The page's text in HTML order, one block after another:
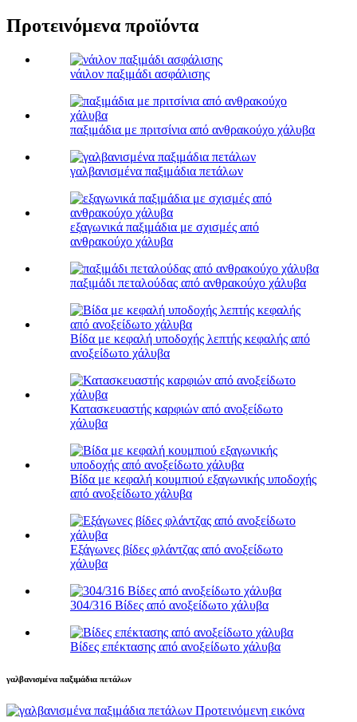
Προτεινόμενα προϊόντα
νάιλον παξιμάδι ασφάλισης
παξιμάδια με πριτσίνια από ανθρακούχο χάλυβα
γαλβανισμένα παξιμάδια πετάλων
εξαγωνικά παξιμάδια με σχισμές από
ανθρακούχο χάλυβα
παξιμάδι πεταλούδας από ανθρακούχο χάλυβα
Βίδα με κεφαλή υποδοχής λεπτής κεφαλής από
ανοξείδωτο χάλυβα
Κατασκευαστής καρφιών από ανοξείδωτο
χάλυβα
Βίδα με κεφαλή κουμπιού εξαγωνικής υποδοχής
από ανοξείδωτο χάλυβα
Εξάγωνες βίδες φλάντζας από ανοξείδωτο
χάλυβα
304/316 Βίδες από ανοξείδωτο χάλυβα
Βίδες επέκτασης από ανοξείδωτο χάλυβα
γαλβανισμένα παξιμάδια πετάλων